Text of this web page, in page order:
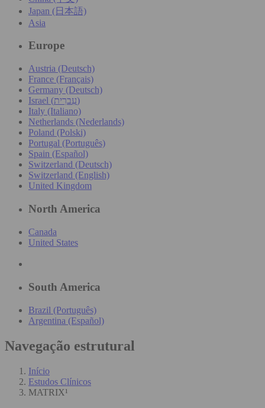
Japan (日本語)
Asia
Europe
Austria (Deutsch)
France (Français)
Germany (Deutsch)
Israel (עִברִית)
Italy (Italiano)
Netherlands (Nederlands)
Poland (Polski)
Portugal (Português)
Spain (Español)
Switzerland (Deutsch)
Switzerland (English)
United Kingdom
North America
Canada
United States
South America
Brazil (Português)
Argentina (Español)
Navegação estrutural
Início
Estudos Clínicos
MATRIX¹